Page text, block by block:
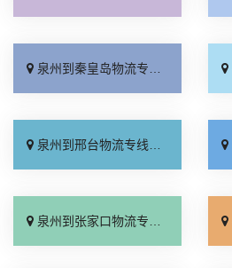
泉州到秦皇岛物流专线_直通专线「高效快运」
泉州到邢台物流专线_天天发车「高速快运」
泉州到张家口物流专线_直达特快专线「门到门接送」